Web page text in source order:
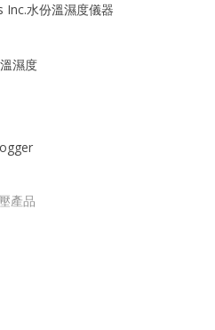
水份溫濕度儀器
濕度
產品